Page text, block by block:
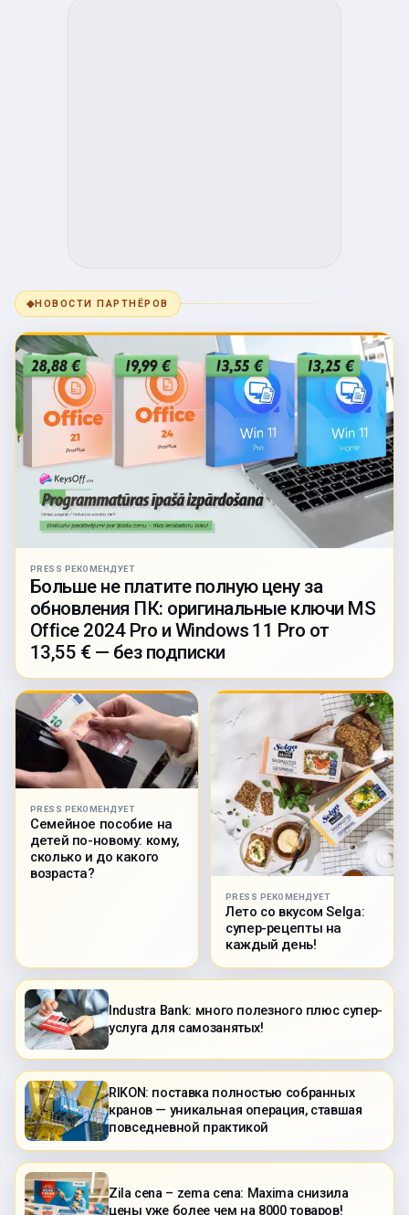
◆НОВОСТИ ПАРТНЁРОВ
PRESS РЕКОМЕНДУЕТ
Больше не платите полную цену за
обновления ПК: оригинальные ключи MS
Office 2024 Pro и Windows 11 Pro от
13,55 € — без подписки
PRESS РЕКОМЕНДУЕТ
Семейное пособие на
детей по-новому: кому,
сколько и до какого
возраста?
PRESS РЕКОМЕНДУЕТ
Лето со вкусом Selga:
супер-рецепты на
каждый день!
Industra Bank: много полезного плюс супер-
услуга для самозанятых!
RIKON: поставка полностью собранных
кранов — уникальная операция, ставшая
повседневной практикой
Zila cena – zema cena: Maxima снизила
цены уже более чем на 8000 товаров!